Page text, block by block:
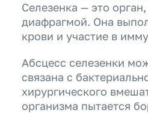
Селезенка — это
диафрагмой. Она
крови и участие в
Абсцесс селезенки
связана с
хирургического
организма пытается